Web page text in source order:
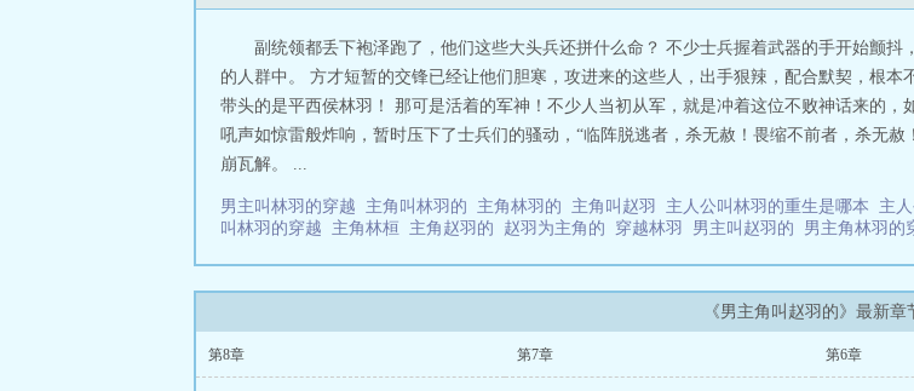
副统领都丢下袍泽跑了，他们这些大头兵还拼什么命？ 不少士兵握着武器的手开始颤
的人群中。 方才短暂的交锋已经让他们胆寒，攻进来的这些人，出手狠辣，配合默契，根
带头的是平西侯林羽！ 那可是活着的军神！不少人当初从军，就是冲着这位不败神话来的
吼声如惊雷般炸响，暂时压下了士兵们的骚动，“临阵脱逃者，杀无赦！畏缩不前者，杀无
崩瓦解。 ...
男主叫林羽的穿越 主角叫林羽的 主角林羽的 主角叫赵羽 主人公叫林羽的重生是哪本 主
叫林羽的穿越 主角林桓 主角赵羽的 赵羽为主角的 穿越林羽 男主叫赵羽的 男主角林羽的
《男主角叫赵羽的》最新章
第8章 第7章 第6章